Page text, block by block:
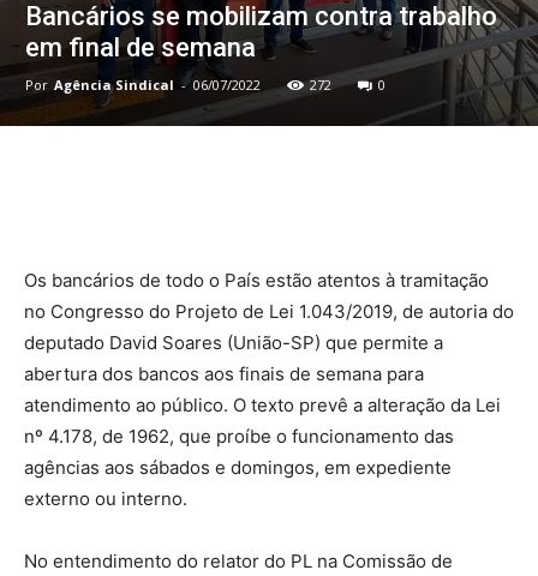
Bancários se mobilizam contra trabalho
em final de semana
Por Agência Sindical - 06/07/2022 272 0
Os bancários de todo o País estão atentos à tramitação
no Congresso do Projeto de Lei 1.043/2019, de autoria do
deputado David Soares (União-SP) que permite a
abertura dos bancos aos finais de semana para
atendimento ao público. O texto prevê a alteração da Lei
nº 4.178, de 1962, que proíbe o funcionamento das
agências aos sábados e domingos, em expediente
externo ou interno.
No entendimento do relator do PL na Comissão de